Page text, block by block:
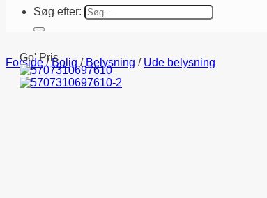
Søg efter:
Forside / Bolig / Belysning / Ude belysning
Go' Pris